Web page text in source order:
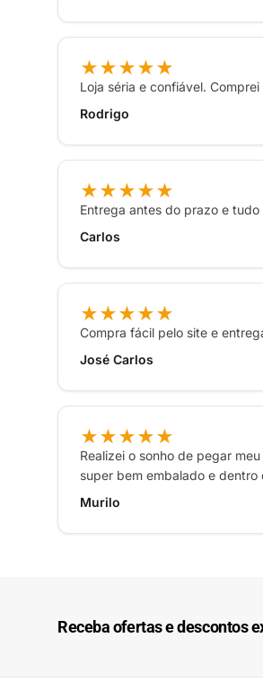
★★★★★
Loja séria e confiável.
Rodrigo
★★★★★
Entrega antes do prazo e
Carlos
★★★★★
Compra fácil pelo site e
José Carlos
★★★★★
Realizei o sonho de pegar
super bem embalado e
Murilo
Receba ofertas e descontos